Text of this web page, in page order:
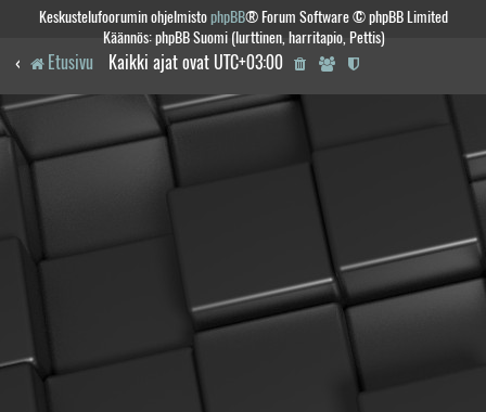
Keskustelufoorumin ohjelmistophpBB® Forum Software © phpBB Limited
Käännös: phpBB Suomi (lurttinen, harritapio, Pettis)
Etusivu Kaikki ajat ovat UTC+03:00